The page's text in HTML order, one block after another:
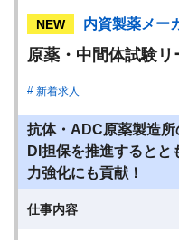
NEW 内資製薬メー
原薬・中間体試験リ
新着求人
抗体・ADC原薬製造所
DI担保を推進すると
力強化にも貢献！
仕事内容